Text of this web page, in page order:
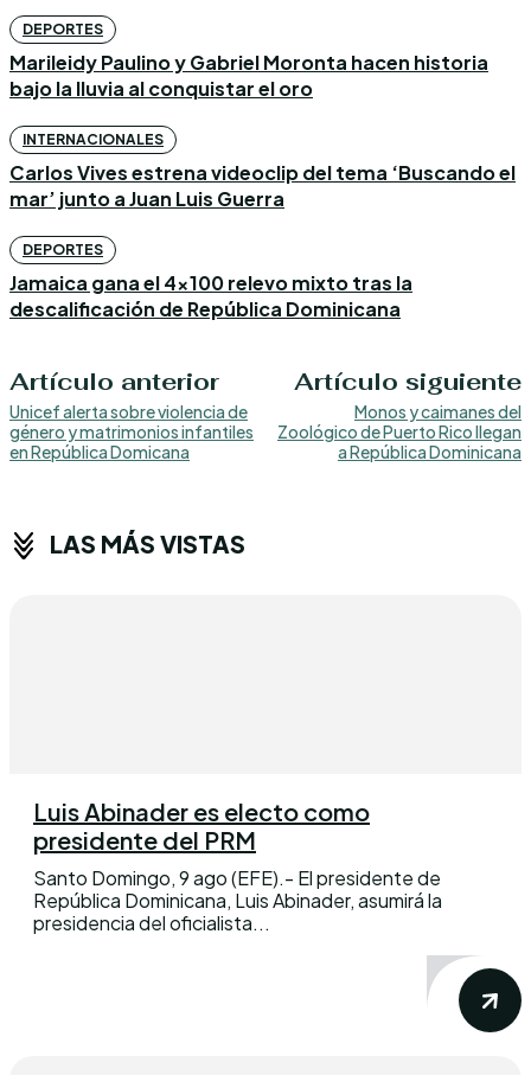
DEPORTES
Marileidy Paulino y Gabriel Moronta hacen historia
bajo la lluvia al conquistar el oro
INTERNACIONALES
Carlos Vives estrena videoclip del tema ‘Buscando el
mar’ junto a Juan Luis Guerra
DEPORTES
Jamaica gana el 4×100 relevo mixto tras la
descalificación de República Dominicana
Artículo anterior
Unicef alerta sobre violencia de
género y matrimonios infantiles
en República Domicana
Artículo siguiente
Monos y caimanes del
Zoológico de Puerto Rico llegan
a República Dominicana
LAS MÁS VISTAS
Luis Abinader es electo como
presidente del PRM
Santo Domingo, 9 ago (EFE).- El presidente de
República Dominicana, Luis Abinader, asumirá la
presidencia del oficialista...